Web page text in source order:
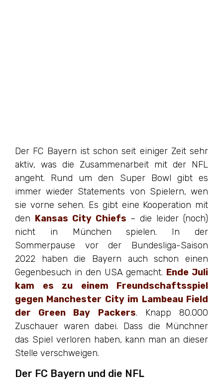
Der FC Bayern ist schon seit einiger Zeit sehr
aktiv, was die Zusammenarbeit mit der NFL
angeht. Rund um den Super Bowl gibt es
immer wieder Statements von Spielern, wen
sie vorne sehen. Es gibt eine Kooperation mit
den Kansas City Chiefs – die leider (noch)
nicht in München spielen. In der
Sommerpause vor der Bundesliga-Saison
2022 haben die Bayern auch schon einen
Gegenbesuch in den USA gemacht. Ende Juli
kam es zu einem Freundschaftsspiel
gegen Manchester City im Lambeau Field
der Green Bay Packers. Knapp 80.000
Zuschauer waren dabei. Dass die Münchner
das Spiel verloren haben, kann man an dieser
Stelle verschweigen.
Der FC Bayern und die NFL